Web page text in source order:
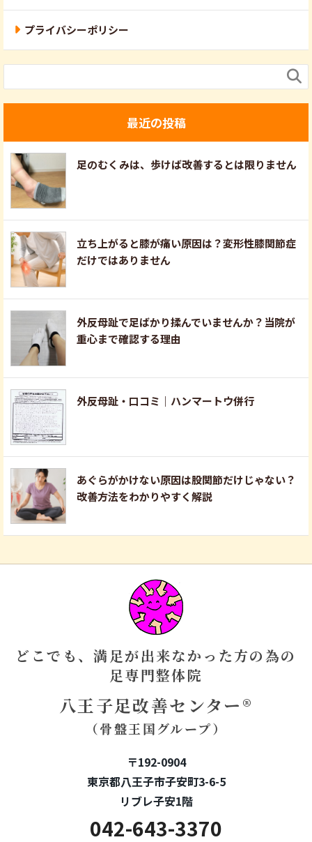
プライバシーポリシー

最近の投稿
足のむくみは、歩けば改善するとは限りません
立ち上がると膝が痛い原因は？変形性膝関節症
だけではありません
外反母趾で足ばかり揉んでいませんか？当院が
重心まで確認する理由
外反母趾・口コミ｜ハンマートウ併行
あぐらがかけない原因は股関節だけじゃない？
改善方法をわかりやすく解説
どこでも、満足が出来なかった方の為の
足専門整体院
八王子足改善センター®
（骨盤王国グループ）
〒192-0904
東京都八王子市子安町3-6-5
リブレ子安1階
042-643-3370